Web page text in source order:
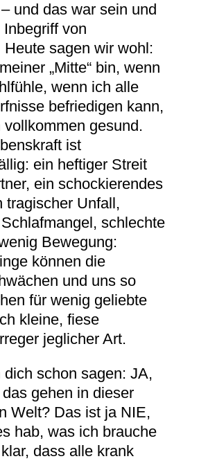
und das war sein und
von
Heute sagen wir wohl:
„Mitte“ bin, wenn
wenn ich alle
befriedigen kann,
vollkommen gesund.
ist
ein heftiger Streit
ein schockierendes
tragischer Unfall,
schlechte
Bewegung:
können die
und uns so
für wenig geliebte
kleine, fiese
jeglicher Art.
schon sagen: JA,
gehen in dieser
Welt? Das ist ja NIE,
hab, was ich brauche
dass alle krank